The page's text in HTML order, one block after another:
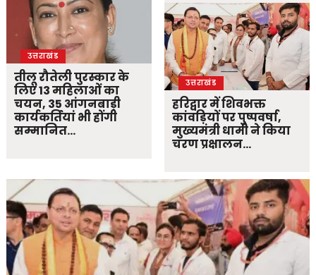
उत्तराखंड
तीलू रौतेली पुरस्कार के
लिए 13 महिलाओं का
चयन, 35 आंगनबाड़ी
कार्यकर्तियां भी होंगी
सम्मानित…
उत्तराखंड
हरिद्वार में शिवभक्त
कांवड़ियों पर पुष्पवर्षा,
मुख्यमंत्री धामी ने किया
चरण प्रक्षालन…